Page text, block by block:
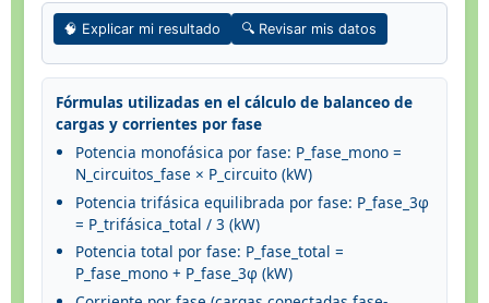
🧠 Explicar mi resultado 🔍 Revisar mis datos
Fórmulas utilizadas en el cálculo de balanceo de
cargas y corrientes por fase
Potencia monofásica por fase: P_fase_mono =
N_circuitos_fase × P_circuito (kW)
Potencia trifásica equilibrada por fase: P_fase_3φ
= P_trifásica_total / 3 (kW)
Potencia total por fase: P_fase_total =
P_fase_mono + P_fase_3φ (kW)